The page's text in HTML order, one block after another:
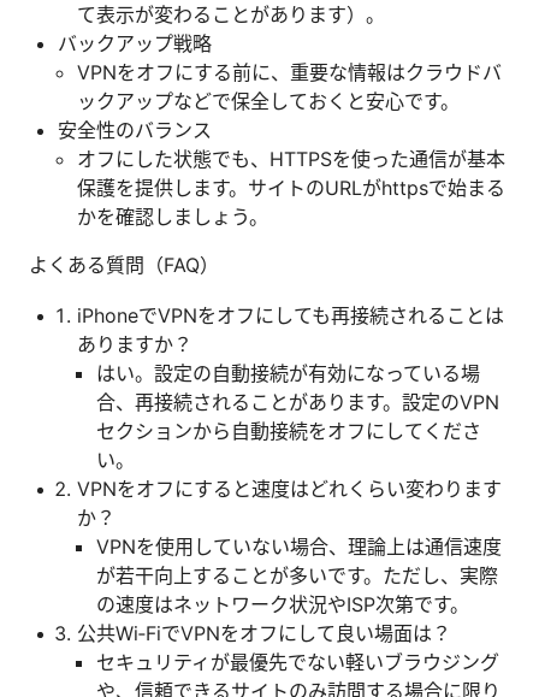
て表示が変わることがあります）。
バックアップ戦略
VPNをオフにする前に、重要な情報はクラウドバ
ックアップなどで保全しておくと安心です。
安全性のバランス
オフにした状態でも、HTTPSを使った通信が基本
保護を提供します。サイトのURLがhttpsで始まる
かを確認しましょう。
よくある質問（FAQ）
iPhoneでVPNをオフにしても再接続されることは
ありますか？
はい。設定の自動接続が有効になっている場
合、再接続されることがあります。設定のVPN
セクションから自動接続をオフにしてくださ
い。
VPNをオフにすると速度はどれくらい変わります
か？
VPNを使用していない場合、理論上は通信速度
が若干向上することが多いです。ただし、実際
の速度はネットワーク状況やISP次第です。
公共Wi‑FiでVPNをオフにして良い場面は？
セキュリティが最優先でない軽いブラウジング
や、信頼できるサイトのみ訪問する場合に限り